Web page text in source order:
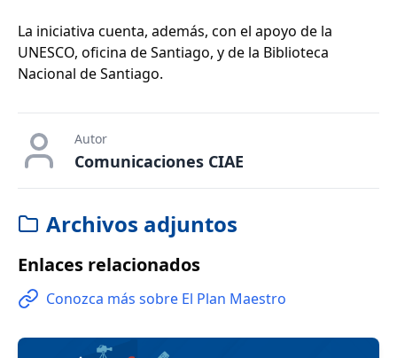
La iniciativa cuenta, además, con el apoyo de la
UNESCO, oficina de Santiago, y de la Biblioteca
Nacional de Santiago.
Autor
Comunicaciones CIAE
Archivos adjuntos
Enlaces relacionados
Conozca más sobre El Plan Maestro